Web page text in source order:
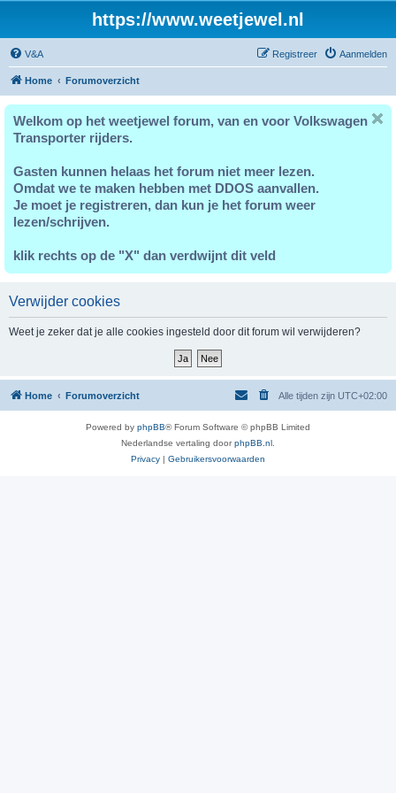
https://www.weetjewel.nl
V&A Aanmelden
Registreer
Home Forumoverzicht
Welkom op het weetjewel forum, van en voor Volkswagen
Transporter rijders.
Gasten kunnen helaas het forum niet meer lezen.
Omdat we te maken hebben met DDOS aanvallen.
Je moet je registreren, dan kun je het forum weer
lezen/schrijven.
klik rechts op de "X" dan verdwijnt dit veld
Verwijder cookies
Weet je zeker dat je alle cookies ingesteld door dit forum wil verwijderen?
Home Forumoverzicht Alle tijden zijn UTC+02:00
Powered by phpBB® Forum Software © phpBB Limited
Nederlandse vertaling doorphpBB.nl
Privacy | Gebruikersvoorwaarden